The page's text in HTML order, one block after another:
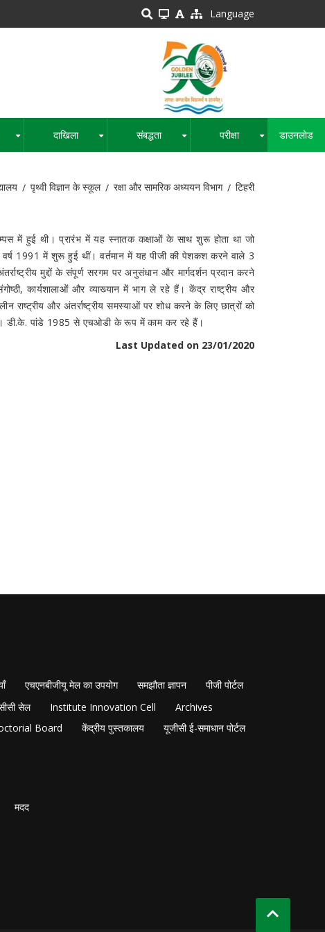
Language
दाखिला संबद्धता परीक्षा डाउनलोड
पृथ्वी विज्ञान के स्कूल रक्षा और सामरिक अध्ययन विभाग टिहरी
में हुई थी। प्रारंभ में यह स्नातक कक्षाओं के साथ शुरू होता था जो
1991 में शुरू हुई थीं। वर्तमान में यह पीजी की पेशकश करने वाले 3
मुद्दों के संपूर्ण सरगम पर अनुसंधान और मार्गदर्शन प्रदान करने
कार्यशालाओं और व्याख्यान में भाग ले रहे हैं। केंद्र राष्ट्रीय और
राष्ट्रीय और अंतर्राष्ट्रीय समस्याओं पर शोध करने के लिए छात्रों को
डी.के. पांडे 1985 से एचओडी के रूप में काम कर रहे हैं।
Last Updated on 23/01/2020
एचएनबीजीयू मेल का उपयोग समझौता ज्ञापन
पीजी पोर्टल
सेल Institute Innovation Cell
Archives
Board केंद्रीय पुस्तकालय यूजीसी ई-समाधान पोर्टल
मदद